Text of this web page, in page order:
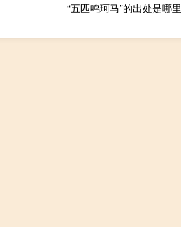
“五匹鸣珂马”的出处是哪里